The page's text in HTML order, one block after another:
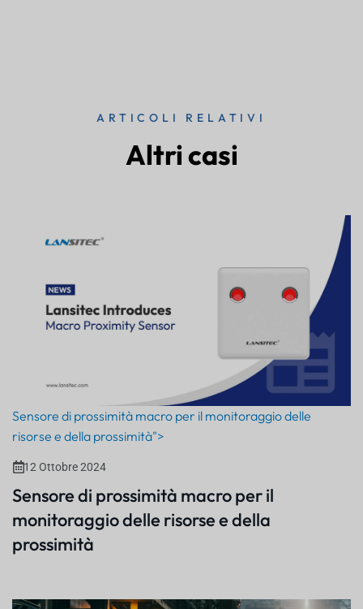
ARTICOLI RELATIVI
Altri casi
Sensore di prossimità macro per il monitoraggio delle
risorse e della prossimità">
12 Ottobre 2024
Sensore di prossimità macro per il
monitoraggio delle risorse e della
prossimità